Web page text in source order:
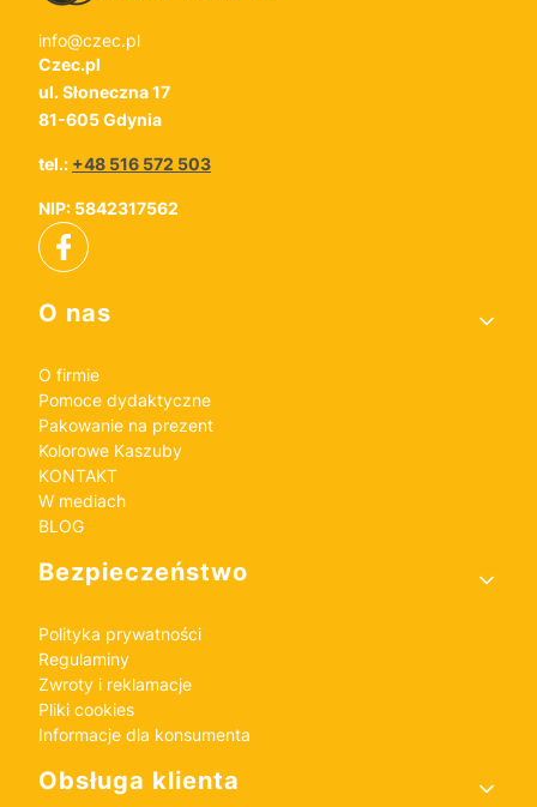
info@czec.pl
Czec.pl
ul. Słoneczna 17
81-605 Gdynia
tel.: +48 516 572 503
NIP: 5842317562
Linki w stopce
O nas
O firmie
Pomoce dydaktyczne
Pakowanie na prezent
Kolorowe Kaszuby
KONTAKT
W mediach
BLOG
Bezpieczeństwo
Polityka prywatności
Regulaminy
Zwroty i reklamacje
Pliki cookies
Informacje dla konsumenta
Obsługa klienta